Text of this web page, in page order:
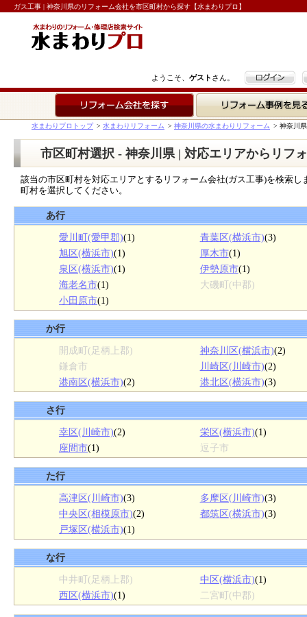
ガス工事 | 神奈川県のリフォーム会社を市区町村から探す【水まわりプロ】
ようこそ、 ゲスト さん。 ログイン
リフォーム事例を見る
水まわりプロトップ > 水まわりリフォーム > 神奈川県の水まわりリフォーム > 神奈川
市区町村選択 - 神奈川県 | 対応エリアからリフ
該当の市区町村を対応エリアとするリフォーム会社(ガス工事)を検索
町村を選択してください。
あ行
愛川町(愛甲郡)(1) 青葉区(横浜市)(3)
旭区(横浜市)(1) 厚木市(1)
泉区(横浜市)(1) 伊勢原市(1)
海老名市(1)
大磯町(中郡)
小田原市(1)
か行
開成町(足柄上郡)
神奈川区(横浜市)(2)
鎌倉市
川崎区(川崎市)(2)
港南区(横浜市)(2) 港北区(横浜市)(3)
さ行
幸区(川崎市)(2) 栄区(横浜市)(1)
座間市(1) 逗子市
た行
高津区(川崎市)(3) 多摩区(川崎市)(3)
中央区(相模原市)(2) 都筑区(横浜市)(3)
戸塚区(横浜市)(1)
な行
中井町(足柄上郡)
中区(横浜市)(1)
西区(横浜市)(1) 二宮町(中郡)